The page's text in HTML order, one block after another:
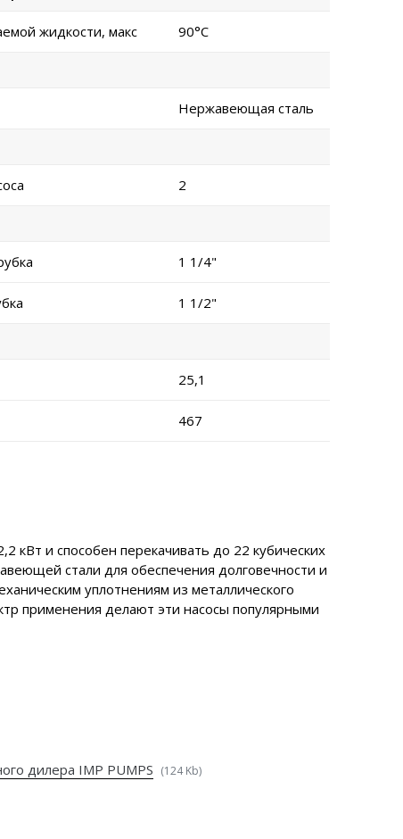
жидкости, макс 90°C
Нержавеющая сталь
2
1 1/4"
1 1/2"
25,1
467
кВт и способен перекачивать до 22 кубических
стали для обеспечения долговечности и
уплотнениям из металлического
применения делают эти насосы популярными
дилера IMP PUMPS (124 Kb)